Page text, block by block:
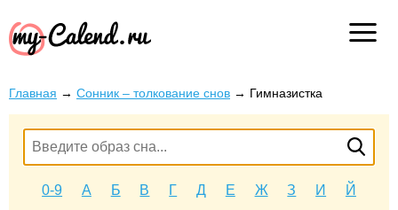
Главная → Сонник – толкование снов → Гимназистка
0-9 А Б В Г Д Е Ж З И
Й